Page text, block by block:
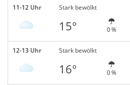
11-12 Uhr Stark bewölkt
15° 0 %
12-13 Uhr Stark bewölkt
16° 0 %